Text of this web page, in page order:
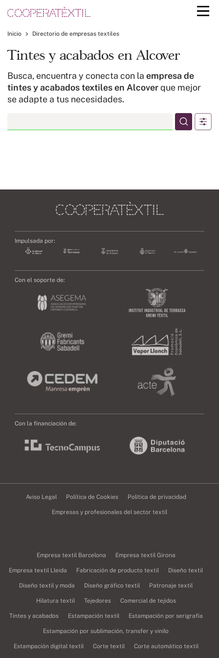
Inicio Directorio de empresas textiles
Tintes y acabados en Alcover
Busca, encuentra y conecta con la empresa de
tintes y acabados textiles en Alcoverque mejor
se adapte a tus necesidades.
Impulsada por:
Con el soporte de:
Con la financiación de:
Aviso Legal Política de Cookies Política de privacidad
Empresas y profesionales del sector textil
Empresa textil Barcelona Empresa textil Girona
Empresa textil Lleida Fabricación de producto textil Diseño textil
Diseño textil y moda Diseño gráfico textil Patronaje textil
Hilatura textil Tejedores Comercial de tejidos
Tintes y acabados Estampación textil Estampación por serigrafía
Estampación por sublimación, transfer y vinilo
Estampación digital textil Corte textil Corte automático textil